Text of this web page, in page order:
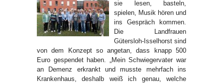
sie lesen, basteln,
spielen, Musik hören und
ins Gespräch kommen.
Die Landfrauen
Gütersloh-Isselhorst sind
von dem Konzept so angetan, dass knapp 500
Euro gespendet haben. „Mein Schwiegervater war
an Demenz erkrankt und musste mehrfach ins
Krankenhaus, deshalb weiß ich genau, welche